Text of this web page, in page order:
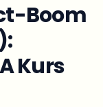
Boom
Kurs